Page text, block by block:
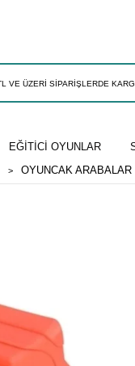
EĞİTİCİ OYUNLAR
OYUNCAK ARABALAR